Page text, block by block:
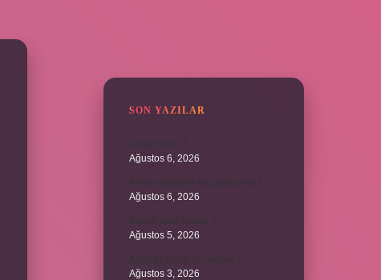
SON YAZILAR
Ağustos 6, 2026
Kulplu beygirin kaç kulbu var ?
Ağustos 6, 2026
Avcılık spor mudur ?
Ağustos 5, 2026
Ağustos 3, 2026